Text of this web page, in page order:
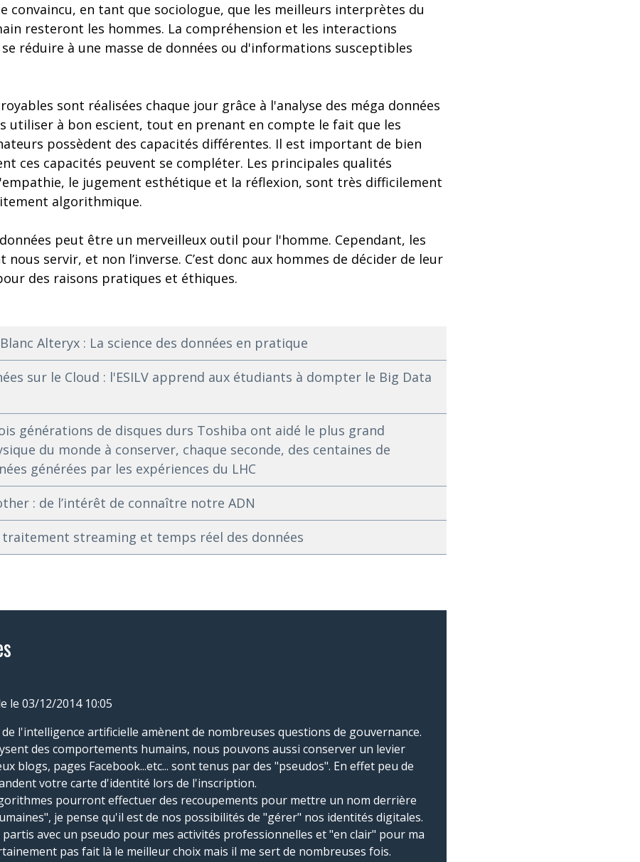
convaincu, en tant que sociologue, que les meilleurs interprètes du
resteront les hommes. La compréhension et les interactions
réduire à une masse de données ou d'informations susceptibles
sont réalisées chaque jour grâce à l'analyse des méga données
utiliser à bon escient, tout en prenant en compte le fait que les
possèdent des capacités différentes. Il est important de bien
ces capacités peuvent se compléter. Les principales qualités
le jugement esthétique et la réflexion, sont très difficilement
algorithmique.
peut être un merveilleux outil pour l'homme. Cependant, les
servir, et non l’inverse. C’est donc aux hommes de décider de leur
des raisons pratiques et éthiques.
Alteryx : La science des données en pratique
sur le Cloud : l'ESILV apprend aux étudiants à dompter le Big Data
générations de disques durs Toshiba ont aidé le plus grand
du monde à conserver, chaque seconde, des centaines de
générées par les expériences du LHC
: de l’intérêt de connaître notre ADN
traitement streaming et temps réel des données
le 03/12/2014 10:05
de l'intelligence artificielle amènent de nombreuses questions de gouvernance.
des comportements humains, nous pouvons aussi conserver un levier
blogs, pages Facebook...etc... sont tenus par des "pseudos". En effet peu de
votre carte d'identité lors de l'inscription.
pourront effectuer des recoupements pour mettre un nom derrière
je pense qu'il est de nos possibilités de "gérer" nos identités digitales.
avec un pseudo pour mes activités professionnelles et "en clair" pour ma
pas fait là le meilleur choix mais il me sert de nombreuses fois.